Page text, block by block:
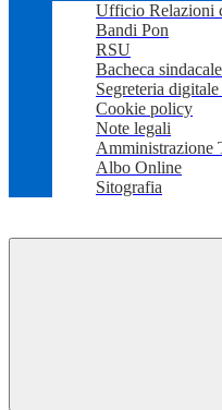
Ufficio Relazioni
Bandi Pon
RSU
Bacheca sindacale
Segreteria
Cookie policy
Note legali
Amministrazione
Albo Online
Sitografia